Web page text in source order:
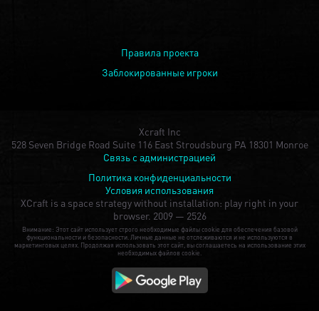
Правила проекта
Заблокированные игроки
Xcraft Inc
528 Seven Bridge Road Suite 116 East Stroudsburg PA 18301 Monroe
Связь с администрацией
Политика конфиденциальности
Условия использования
XCraft is a space strategy without installation: play right in your
browser. 2009 — 2526
Внимание: Этот сайт использует строго необходимые файлы cookie для обеспечения базовой
функциональности и безопасности. Личные данные не отслеживаются и не используются в
маркетинговых целях. Продолжая использовать этот сайт, вы соглашаетесь на использование этих
необходимых файлов cookie.